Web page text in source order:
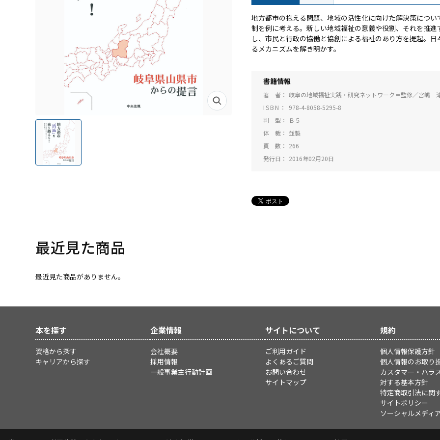
地方都市の抱える問題、地域の活性化に向けた解決策につい
制を例に考える。新しい地域福祉の意義や役割、それを推
し、市民と行政の協働と協創による福祉のあり方を提起。
るメカニズムを解き明かす。
書籍情報
著 者
岐阜の地域福祉実践・研究ネットワーク＝監修／宮嶋
ISBN
978-4-8058-5295-8
判 型
Ｂ５
体 裁
並製
頁 数
266
発行日
2016年02月20日
最近見た商品
最近見た商品がありません。
本を探す
資格から探す
キャリアから探す
企業情報
会社概要
採用情報
一般事業主行動計画
サイトについて
ご利用ガイド
よくあるご質問
お問い合わせ
サイトマップ
規約
個人情報保護方針
個人情報のお取り
カスタマー・ハラ
対する基本方針
特定商取引法に関
サイトポリシー
ソーシャルメディ